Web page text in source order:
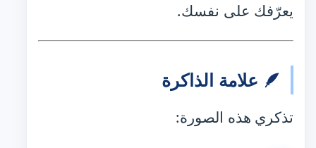
يعرّفك على نفسك.
🪶 علامة الذاكرة
تذكري هذه الصورة: